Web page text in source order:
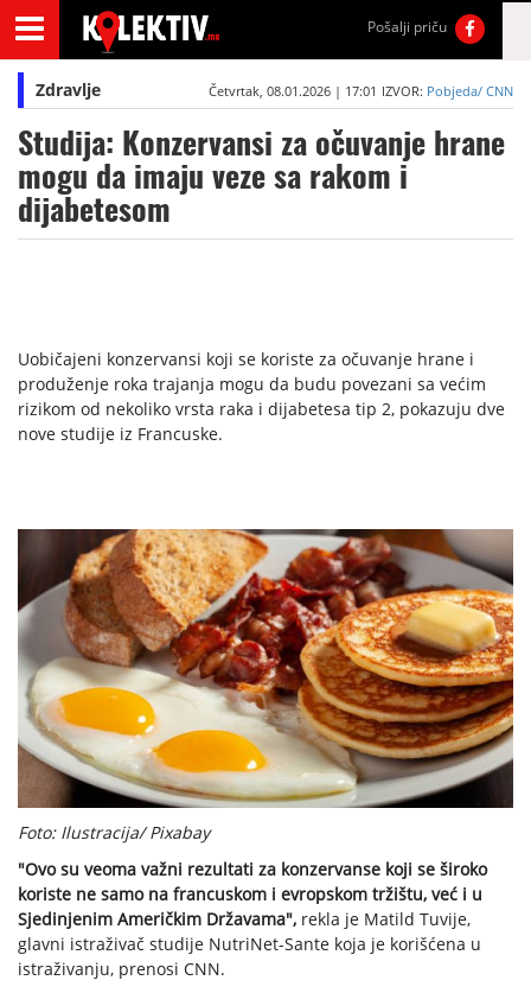
Pošalji priču
Zdravlje Četvrtak, 08.01.2026 | 17:01 IZVOR: Pobjeda/ CNN
Studija: Konzervansi za očuvanje hrane
mogu da imaju veze sa rakom i
dijabetesom
Uobičajeni konzervansi koji se koriste za očuvanje hrane i
produženje roka trajanja mogu da budu povezani sa većim
rizikom od nekoliko vrsta raka i dijabetesa tip 2, pokazuju dve
nove studije iz Francuske.
Foto: Ilustracija/ Pixabay
"Ovo su veoma važni rezultati za konzervanse koji se široko
koriste ne samo na francuskom i evropskom tržištu, već i u
Sjedinjenim Američkim Državama", rekla je Matild Tuvije,
glavni istraživač studije NutriNet-Sante koja je korišćena u
istraživanju, prenosi CNN.